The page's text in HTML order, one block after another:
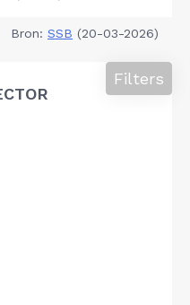
Bron: SSB (20-03-2026)
Filters